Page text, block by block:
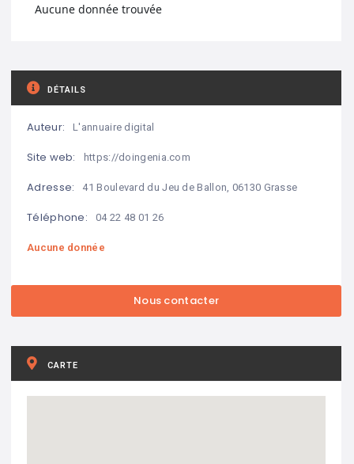
Aucune donnée trouvée
DÉTAILS
Auteur: L'annuaire digital
Site web: https://doingenia.com
Adresse: 41 Boulevard du Jeu de Ballon, 06130 Grasse
Téléphone: 04 22 48 01 26
Aucune donnée
CARTE